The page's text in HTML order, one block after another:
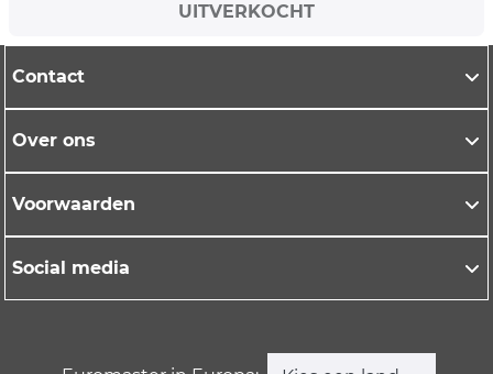
UITVERKOCHT
Contact
Over ons
Voorwaarden
Social media